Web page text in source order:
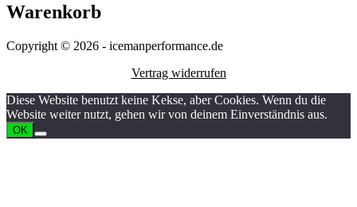
Warenkorb
Copyright © 2026 - icemanperformance.de
Vertrag widerrufen
Diese Website benutzt keine Kekse, aber Cookies. Wenn du die
Website weiter nutzt, gehen wir von deinem Einverständnis aus.
OK